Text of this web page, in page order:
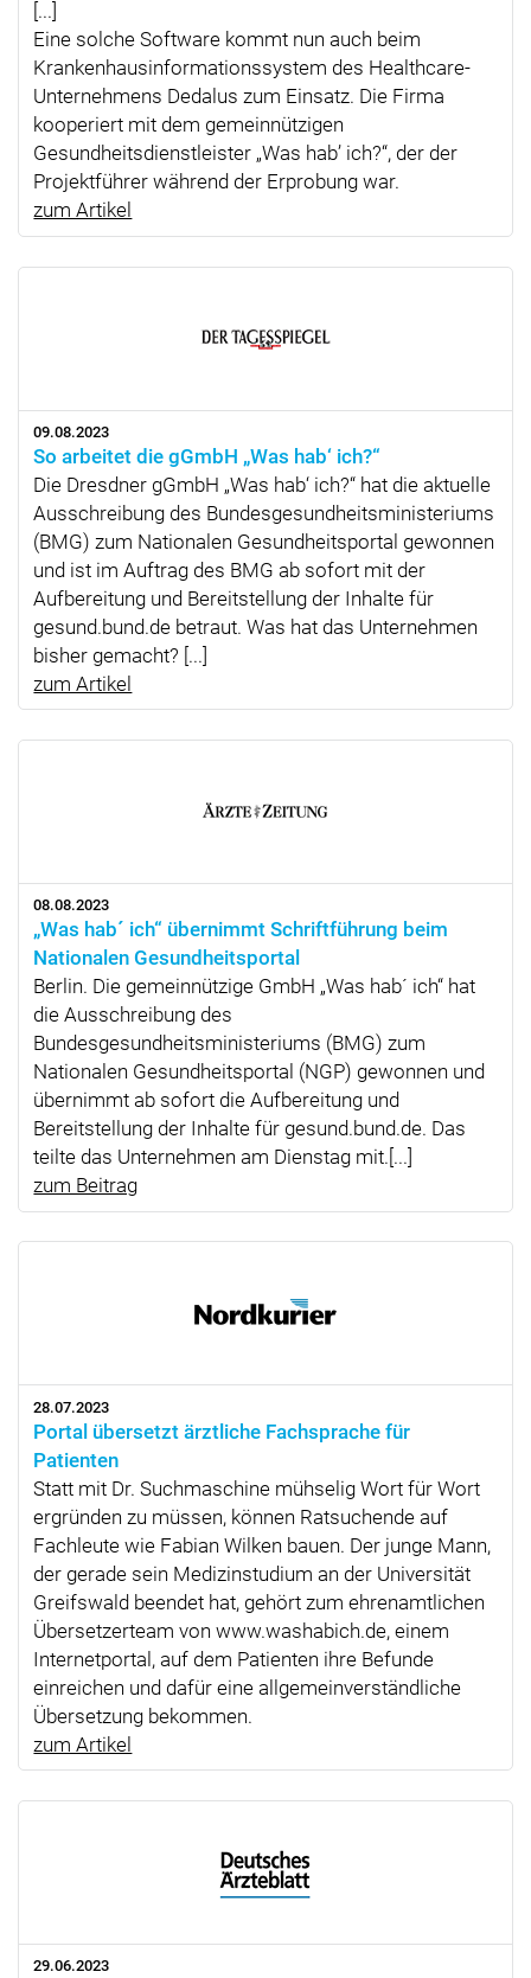
[...]
Eine solche Software kommt nun auch beim
Krankenhausinformationssystem des Healthcare-
Unternehmens Dedalus zum Einsatz. Die Firma
kooperiert mit dem gemeinnützigen
Gesundheitsdienstleister „Was hab’ ich?“, der der
Projektführer während der Erprobung war.
zum Artikel
09.08.2023
So arbeitet die gGmbH „Was hab‘ ich?“
Die Dresdner gGmbH „Was hab‘ ich?“ hat die aktuelle
Ausschreibung des Bundesgesundheitsministeriums
(BMG) zum Nationalen Gesundheitsportal gewonnen
und ist im Auftrag des BMG ab sofort mit der
Aufbereitung und Bereitstellung der Inhalte für
gesund.bund.de betraut. Was hat das Unternehmen
bisher gemacht? [...]
zum Artikel
08.08.2023
„Was hab´ ich“ übernimmt Schriftführung beim
Nationalen Gesundheitsportal
Berlin. Die gemeinnützige GmbH „Was hab´ ich“ hat
die Ausschreibung des
Bundesgesundheitsministeriums (BMG) zum
Nationalen Gesundheitsportal (NGP) gewonnen und
übernimmt ab sofort die Aufbereitung und
Bereitstellung der Inhalte für gesund.bund.de. Das
teilte das Unternehmen am Dienstag mit.[...]
zum Beitrag
28.07.2023
Portal übersetzt ärztliche Fachsprache für
Patienten
Statt mit Dr. Suchmaschine mühselig Wort für Wort
ergründen zu müssen, können Ratsuchende auf
Fachleute wie Fabian Wilken bauen. Der junge Mann,
der gerade sein Medizinstudium an der Universität
Greifswald beendet hat, gehört zum ehrenamtlichen
Übersetzerteam von www.washabich.de, einem
Internetportal, auf dem Patienten ihre Befunde
einreichen und dafür eine allgemeinverständliche
Übersetzung bekommen.
zum Artikel
29.06.2023